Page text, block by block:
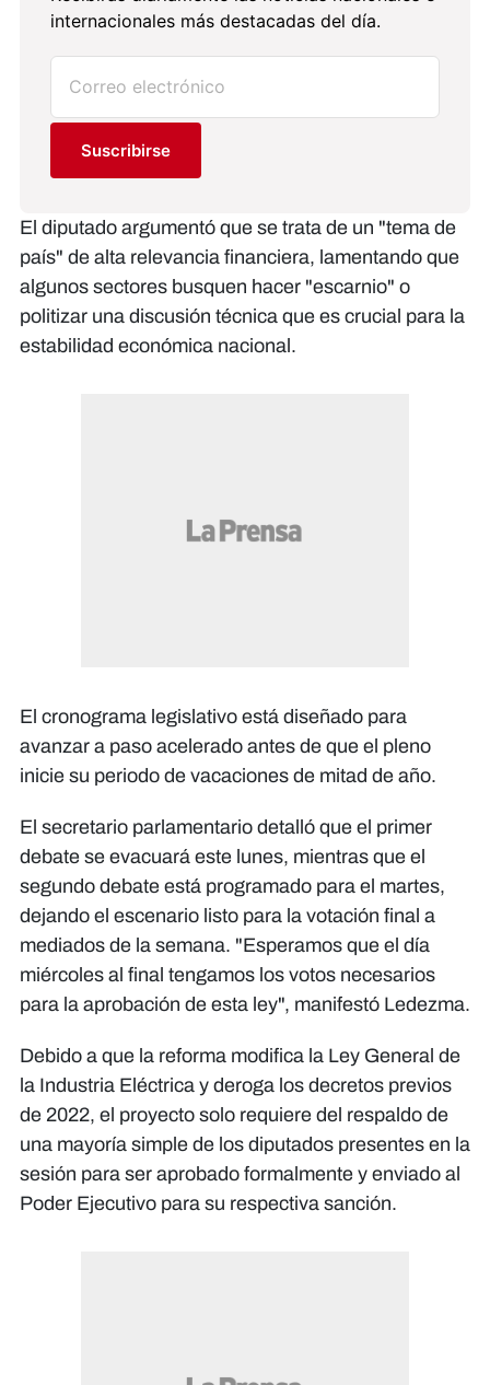
internacionales más destacadas del día.
Suscribirse
El diputado argumentó que se trata de un "tema de
país" de alta relevancia financiera, lamentando que
algunos sectores busquen hacer "escarnio" o
politizar una discusión técnica que es crucial para la
estabilidad económica nacional.
​El cronograma legislativo está diseñado para
avanzar a paso acelerado antes de que el pleno
inicie su periodo de vacaciones de mitad de año.
El secretario parlamentario detalló que el primer
debate se evacuará este lunes, mientras que el
segundo debate está programado para el martes,
dejando el escenario listo para la votación final a
mediados de la semana. ​"Esperamos que el día
miércoles al final tengamos los votos necesarios
para la aprobación de esta ley", manifestó Ledezma.
Debido a que la reforma modifica la Ley General de
la Industria Eléctrica y deroga los decretos previos
de 2022, el proyecto solo requiere del respaldo de
una mayoría simple de los diputados presentes en la
sesión para ser aprobado formalmente y enviado al
Poder Ejecutivo para su respectiva sanción. ​